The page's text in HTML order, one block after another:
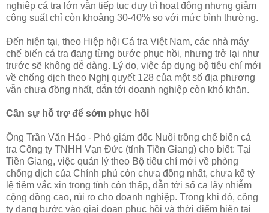
nghiệp cá tra lớn vẫn tiếp tục duy trì hoạt động nhưng giảm
công suất chỉ còn khoảng 30-40% so với mức bình thường.
Đến hiện tại, theo Hiệp hội Cá tra Việt Nam, các nhà máy
chế biến cá tra đang từng bước phục hồi, nhưng trở lại như
trước sẽ không dễ dàng. Lý do, việc áp dụng bộ tiêu chí mới
về chống dịch theo Nghị quyết 128 của một số địa phương
vẫn chưa đồng nhất, dẫn tới doanh nghiệp còn khó khăn.
Cần sự hỗ trợ để sớm phục hồi
Ông Trần Văn Hảo - Phó giám đốc Nuôi trồng chế biến cá
tra Công ty TNHH Vạn Đức (tỉnh Tiền Giang) cho biết: Tại
Tiền Giang, việc quản lý theo Bộ tiêu chí mới về phòng
chống dịch của Chính phủ còn chưa đồng nhất, chưa kể tỷ
lệ tiêm vắc xin trong tỉnh còn thấp, dẫn tới số ca lây nhiễm
cộng đồng cao, rủi ro cho doanh nghiệp. Trong khi đó, công
ty đang bước vào giai đoạn phục hồi và thời điểm hiện tại